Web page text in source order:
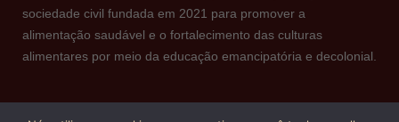
sociedade civil fundada em 2021 para promover a
alimentação saudável e o fortalecimento das culturas
alimentares por meio da educação emancipatória e decolonial.